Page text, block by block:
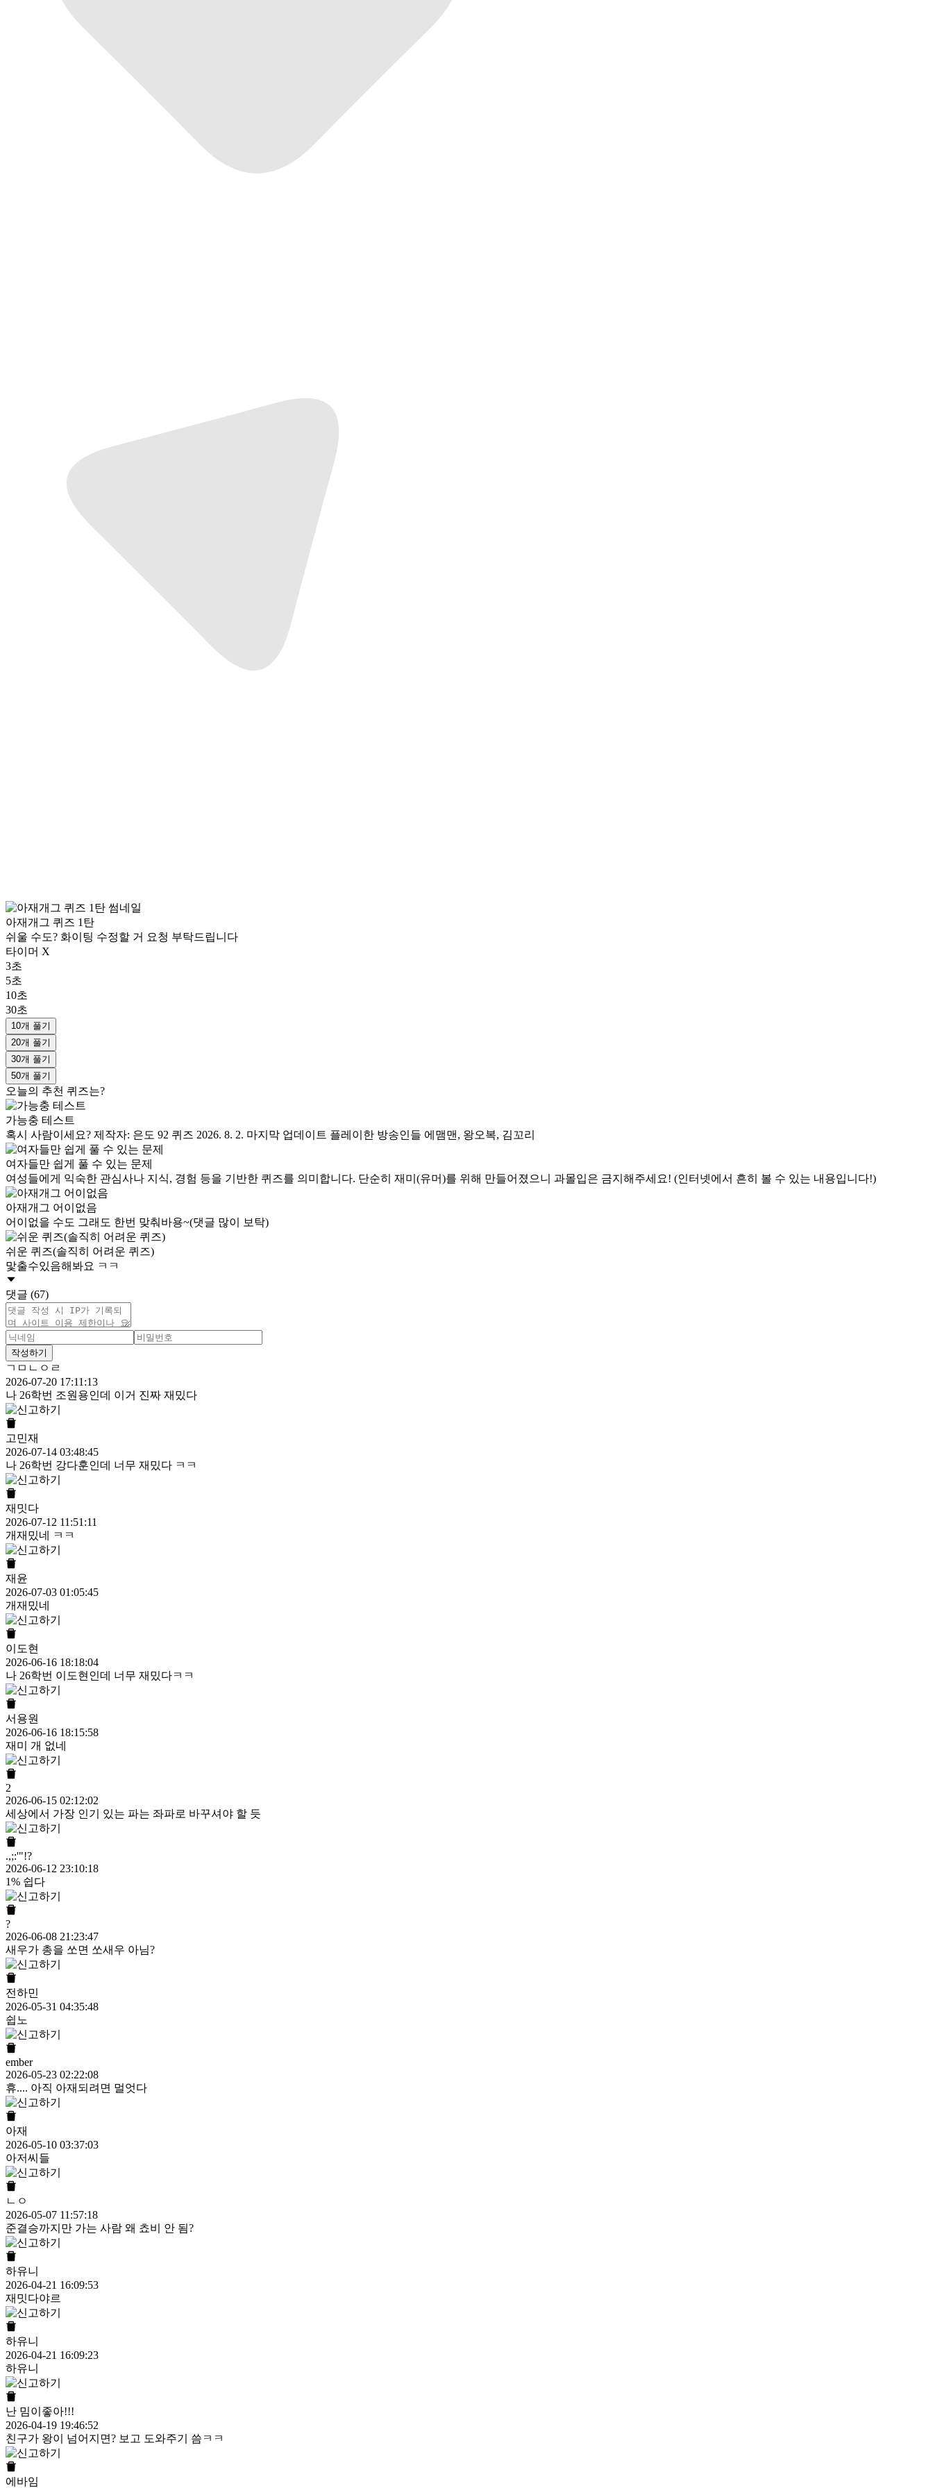
아재개그 퀴즈 1탄
쉬울 수도? 화이팅 수정할 거 요청 부탁드립니다
타이머 X
3초
5초
10초
30초
10개 풀기
20개 풀기
30개 풀기
50개 풀기
오늘의 추천 퀴즈는?
가능충 테스트
혹시 사람이세요? 제작자: 은도 92 퀴즈 2026. 8. 2. 마지막 업데이트 플레이한 방송인들 에맴맨, 왕오복, 김꼬리
여자들만 쉽게 풀 수 있는 문제
여성들에게 익숙한 관심사나 지식, 경험 등을 기반한 퀴즈를 의미합니다. 단순히 재미(유머)를 위해 만들어졌으니 과몰입은 금지해주세요! (인터넷에서 흔히 볼 수 있는 내용입니다!)
아재개그 어이없음
어이없을 수도 그래도 한번 맞춰바용~(댓글 많이 보탁)
쉬운 퀴즈(솔직히 어려운 퀴즈)
맟출수있음해봐요 ㅋㅋ
댓글 (67)
작성하기
ㄱㅁㄴㅇㄹ
2026-07-20 17:11:13
나 26학번 조원용인데 이거 진짜 재밌다
고민재
2026-07-14 03:48:45
나 26학번 강다훈인데 너무 재밌다 ㅋㅋ
재밋다
2026-07-12 11:51:11
개재밌네 ㅋㅋ
재윤
2026-07-03 01:05:45
개재밌네
이도현
2026-06-16 18:18:04
나 26학번 이도현인데 너무 재밌다ㅋㅋ
서용원
2026-06-16 18:15:58
재미 개 없네
2
2026-06-15 02:12:02
세상에서 가장 인기 있는 파는 좌파로 바꾸셔야 할 듯
.,;:'"!?
2026-06-12 23:10:18
1% 쉽다
?
2026-06-08 21:23:47
새우가 총을 쏘면 쏘새우 아님?
전하민
2026-05-31 04:35:48
쉽노
ember
2026-05-23 02:22:08
휴.... 아직 아재되려면 멀엇다
아재
2026-05-10 03:37:03
아저씨들
ㄴㅇ
2026-05-07 11:57:18
준결승까지만 가는 사람 왜 쵸비 안 됨?
하유니
2026-04-21 16:09:53
재밋다야르
하유니
2026-04-21 16:09:23
하유니
난 밈이좋아!!!
2026-04-19 19:46:52
친구가 왕이 넘어지면? 보고 도와주기 씀ㅋㅋ
에바임